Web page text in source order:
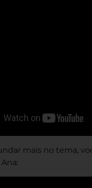
mais no tema,